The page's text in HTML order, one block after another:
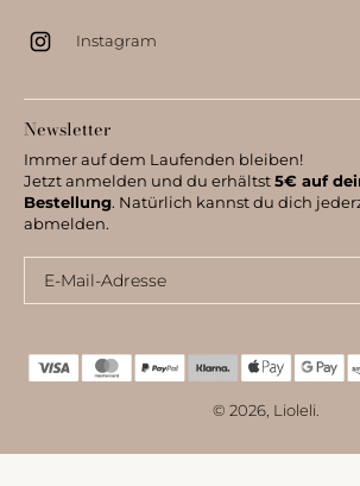
Instagram
Newsletter
Immer auf dem Laufenden bleiben!
Jetzt anmelden und du erhältst 5€ auf
Bestellung. Natürlich kannst du dich
abmelden.
© 2026, Lioleli.